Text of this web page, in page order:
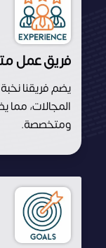
فريق عمل
يضم فريقنا
المجالات،
ومتخصصة.